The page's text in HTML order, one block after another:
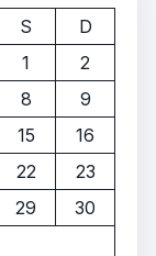
S
D
1
2
8
9
15
16
22
23
29
30